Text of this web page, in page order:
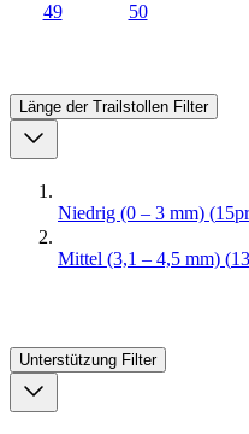
49 50
Länge der Trailstollen Filter
Niedrig (0 – 3 mm) (15
Mittel (3,1 – 4,5 mm) (13
Unterstützung Filter